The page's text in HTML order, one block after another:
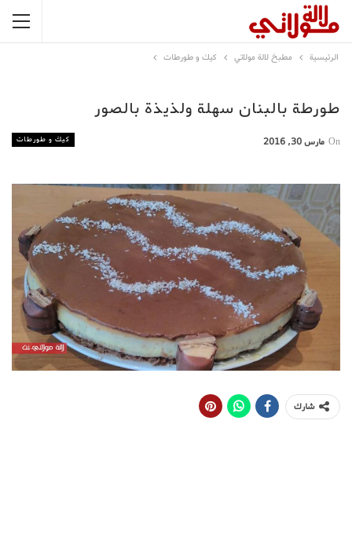
الرئيسية مطبخ لالة مولاتي كيك و طورطات
طورطة بالبنان سهلة ولذيذة بالصور
كيك و طورطات On مارس 30, 2016
شارك